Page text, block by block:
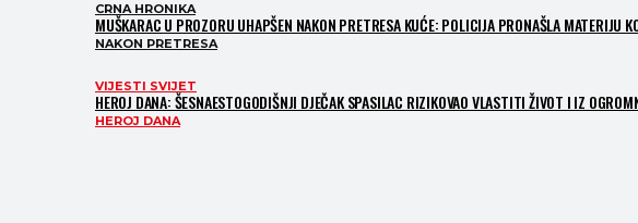
CRNA HRONIKA
MUŠKARAC U PROZORU UHAPŠEN NAKON PRETRESA KUĆE: POLICIJA PRONAŠLA MATERIJU
NAKON PRETRESA
VIJESTI SVIJET
HEROJ DANA: ŠESNAESTOGODIŠNJI DJEČAK SPASILAC RIZIKOVAO VLASTITI ŽIVOT I IZ
HEROJ DANA